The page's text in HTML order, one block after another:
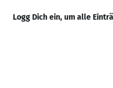
Logg Dich ein, um alle